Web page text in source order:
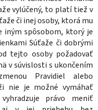
vylúčený, to platí tiež v
či inej osoby, ktorá mu
iným spôsobom, ktorý je
Súťaže či dobrými
tejto osoby požadovať
v súvislosti s ukončením
Pravidiel alebo
nie je možné vymáhať
právo meniť